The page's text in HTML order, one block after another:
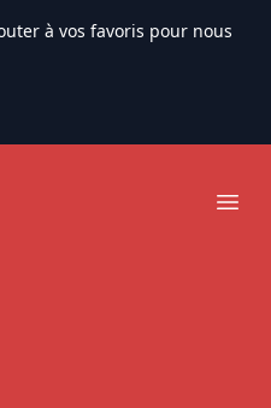
à vos favoris pour nous